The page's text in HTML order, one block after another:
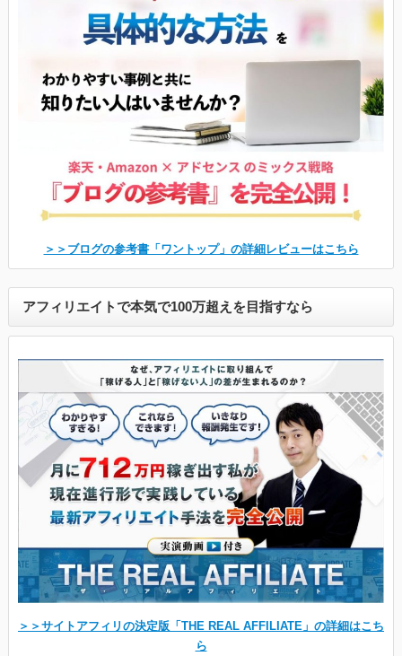
＞＞ブログの参考書「ワントップ」の詳細レビューはこちら
アフィリエイトで本気で100万超えを目指すなら
＞＞サイトアフィリの決定版「THE REAL AFFILIATE」の詳細はこち
ら